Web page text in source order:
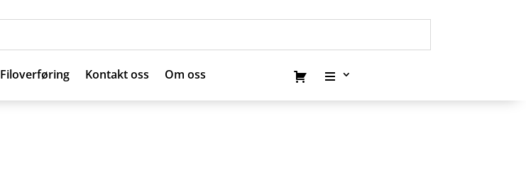
Filoverføring Kontakt oss Om oss
Filoverføring Kontakt oss Om oss